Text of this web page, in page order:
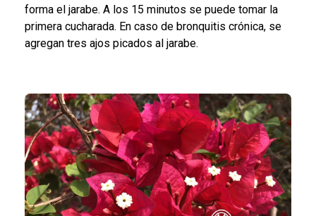
forma el jarabe. A los 15 minutos se puede tomar la
primera cucharada. En caso de bronquitis crónica, se
agregan tres ajos picados al jarabe.